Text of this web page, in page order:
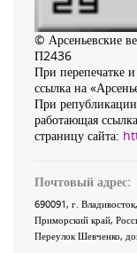
© Арсеньевские
П2436
При перепечатке
ссылка на
При републикации
работающая
страницу сайта:
Почтовый адрес:
690091, г. Владивосток,
Приморский край,
Переулок Шевченко,